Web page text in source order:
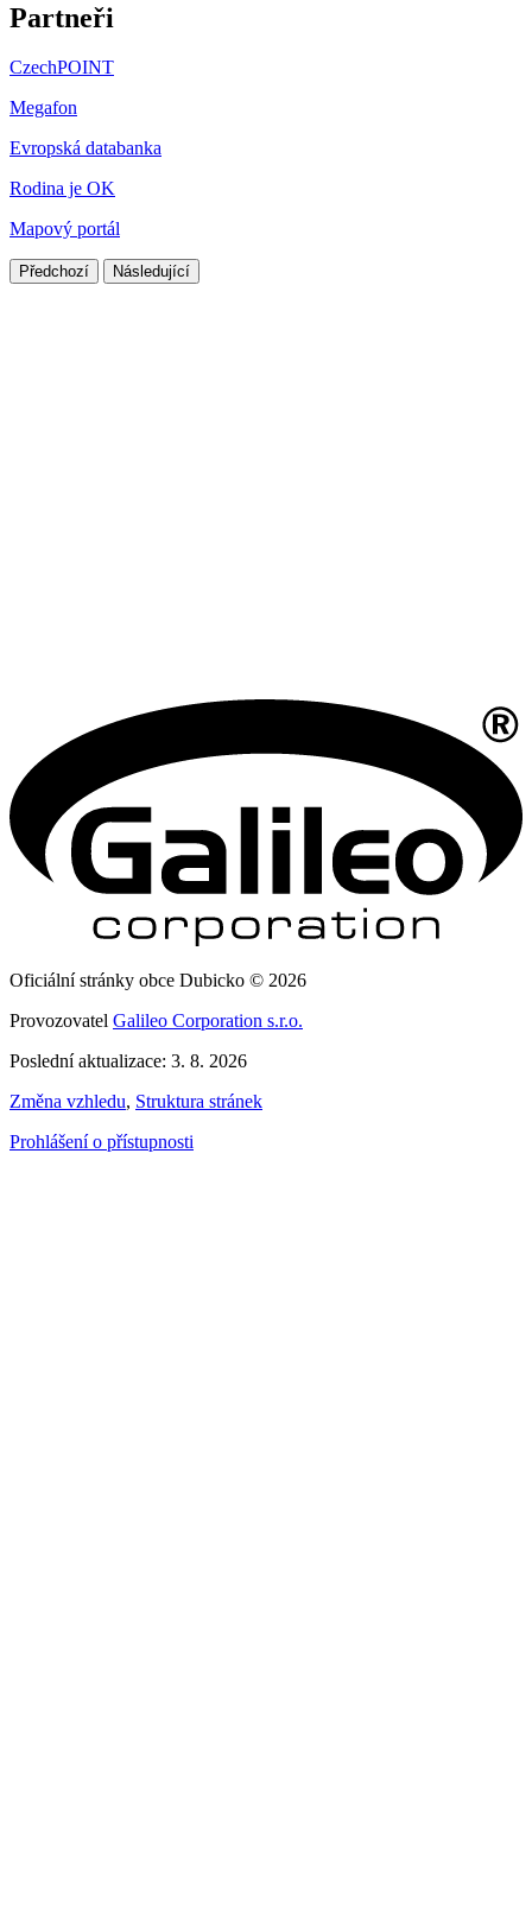
Partneři
CzechPOINT
Megafon
Evropská databanka
Rodina je OK
Mapový portál
Předchozí Následující
Oficiální stránky obce Dubicko © 2026
Provozovatel Galileo Corporation s.r.o.
Poslední aktualizace: 3. 8. 2026
Změna vzhledu, Struktura stránek
Prohlášení o přístupnosti